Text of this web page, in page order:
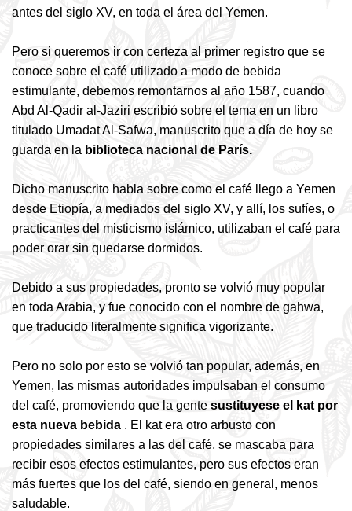
antes del siglo XV, en toda el área del Yemen.
Pero si queremos ir con certeza al primer registro que se
conoce sobre el café utilizado a modo de bebida
estimulante, debemos remontarnos al año 1587, cuando
Abd Al-Qadir al-Jaziri escribió sobre el tema en un libro
titulado Umadat Al-Safwa, manuscrito que a día de hoy se
guarda en la biblioteca nacional de París.
Dicho manuscrito habla sobre como el café llego a Yemen
desde Etiopía, a mediados del siglo XV, y allí, los sufíes, o
practicantes del misticismo islámico, utilizaban el café para
poder orar sin quedarse dormidos.
Debido a sus propiedades, pronto se volvió muy popular
en toda Arabia, y fue conocido con el nombre de gahwa,
que traducido literalmente significa vigorizante.
Pero no solo por esto se volvió tan popular, además, en
Yemen, las mismas autoridades impulsaban el consumo
del café, promoviendo que la gente sustituyese el kat por
esta nueva bebida . El kat era otro arbusto con
propiedades similares a las del café, se mascaba para
recibir esos efectos estimulantes, pero sus efectos eran
más fuertes que los del café, siendo en general, menos
saludable.